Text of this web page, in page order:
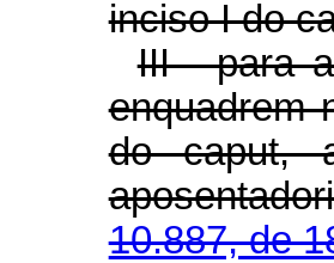
inciso I do
III - para
enquadrem
do caput,
10.887, de